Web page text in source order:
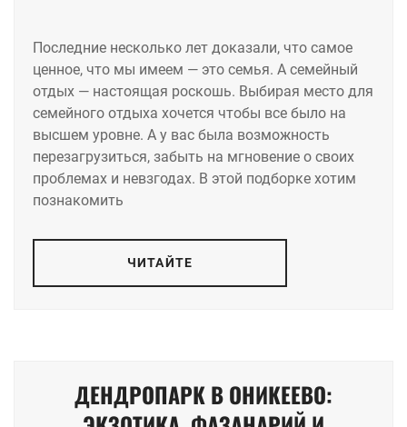
Последние несколько лет доказали, что самое
ценное, что мы имеем — это семья. А семейный
отдых — настоящая роскошь. Выбирая место для
семейного отдыха хочется чтобы все было на
высшем уровне. А у вас была возможность
перезагрузиться, забыть на мгновение о своих
проблемах и невзгодах. В этой подборке хотим
познакомить
ЧИТАЙТЕ
ДЕНДРОПАРК В ОНИКЕЕВО: